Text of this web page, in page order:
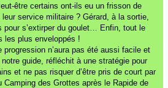
être certains ont-ils eu un frisson de
service militaire ? Gérard, à la sortie,
s’extirper du goulet… Enfin, tout le
les plus enveloppés !
n’aura pas été aussi facile et
guide, réfléchit à une stratégie pour
et ne pas risquer d’être pris de court par
Camping des Grottes après le Rapide de